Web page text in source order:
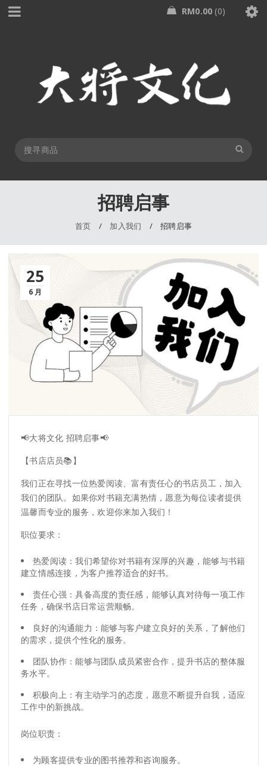
RM0.00 0
招聘启事
首页 / 加入我们 / 招聘启事
25
6 月
📢大将文化 招聘启事📢
【书店店员📚】
我们正在寻找一位热爱阅读、富有责任心的书店员工，加入
我们的团队。如果你对书籍充满热情，愿意为每位读者提供
温馨而专业的服务，欢迎你来加入我们！
职位要求：
热爱阅读：我们希望你对书籍有深厚的兴趣，能够与书籍
建立情感连接，为客户推荐适合的好书。
责任心强：具备高度的责任感，能够认真对待每一项工作
任务，确保书店日常运营顺畅。
良好的沟通能力：能够与客户建立良好的关系，了解他们
的需求，提供个性化的服务。
团队协作：能够与团队成员紧密合作，提升书店的整体服
务水平。
积极向上：有主动学习的态度，愿意不断提升自我，适应
工作中的新挑战。
岗位职责：
为顾客提供专业的图书推荐和咨询服务。